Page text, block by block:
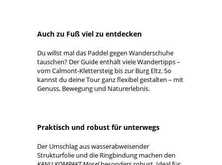
Auch zu Fuß viel zu entdecken
Du willst mal das Paddel gegen Wanderschuhe
tauschen? Der Guide enthält viele Wandertipps –
vom Calmont-Klettersteig bis zur Burg Eltz. So
kannst du deine Tour ganz flexibel gestalten – mit
Genuss, Bewegung und Naturerlebnis.
Praktisch und robust für unterwegs
Der Umschlag aus wasserabweisender
Strukturfolie und die Ringbindung machen den